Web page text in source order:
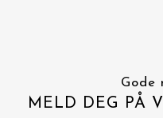
Gode
MELD DEG PÅ